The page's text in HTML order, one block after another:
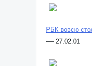
РБК вовсю
— 27.02.01